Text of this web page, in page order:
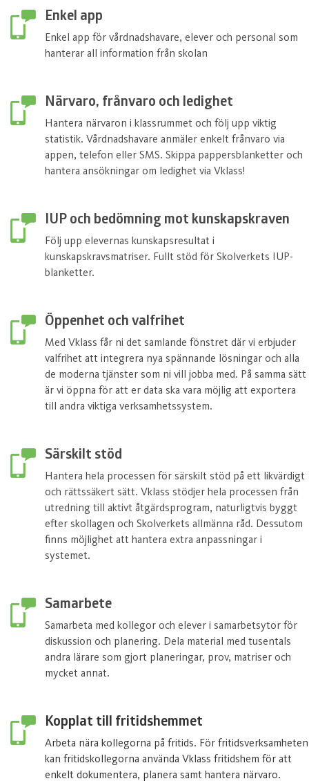
Enkel app
Enkel app för vårdnadshavare, elever och personal som
hanterar all information från skolan
Närvaro, frånvaro och ledighet
Hantera närvaron i klassrummet och följ upp viktig
statistik. Vårdnadshavare anmäler enkelt frånvaro via
appen, telefon eller SMS. Skippa pappersblanketter och
hantera ansökningar om ledighet via Vklass!
IUP och bedömning mot kunskapskraven
Följ upp elevernas kunskapsresultat i
kunskapskravsmatriser. Fullt stöd för Skolverkets IUP-
blanketter.
Öppenhet och valfrihet
Med Vklass får ni det samlande fönstret där vi erbjuder
valfrihet att integrera nya spännande lösningar och alla
de moderna tjänster som ni vill jobba med. På samma sätt
är vi öppna för att er data ska vara möjlig att exportera
till andra viktiga verksamhetssystem.
Särskilt stöd
Hantera hela processen för särskilt stöd på ett likvärdigt
och rättssäkert sätt. Vklass stödjer hela processen från
utredning till aktivt åtgärdsprogram, naturligtvis byggt
efter skollagen och Skolverkets allmänna råd. Dessutom
finns möjlighet att hantera extra anpassningar i
systemet.
Samarbete
Samarbeta med kollegor och elever i samarbetsytor för
diskussion och planering. Dela material med tusentals
andra lärare som gjort planeringar, prov, matriser och
mycket annat.
Kopplat till fritidshemmet
Arbeta nära kollegorna på fritids. För fritidsverksamheten
kan fritidskollegorna använda Vklass fritidshem för att
enkelt dokumentera, planera samt hantera närvaro.